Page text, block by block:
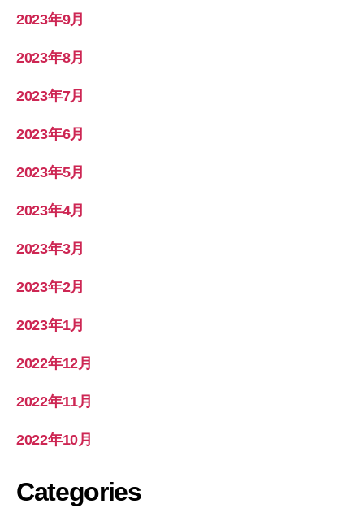
2023年9月
2023年8月
2023年7月
2023年6月
2023年5月
2023年4月
2023年3月
2023年2月
2023年1月
2022年12月
2022年11月
2022年10月
Categories